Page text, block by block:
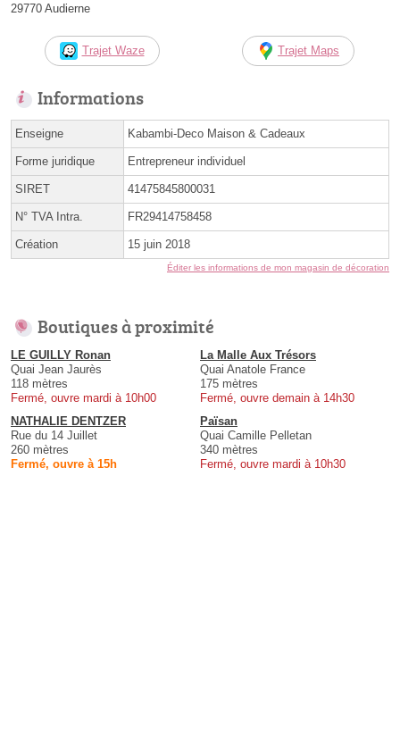
29770 Audierne
Trajet Waze Trajet Maps
Informations
Enseigne Kabambi-Deco Maison & Cadeaux
Forme juridique Entrepreneur individuel
SIRET 41475845800031
N° TVA Intra. FR29414758458
Création 15 juin 2018
Éditer les informations de mon magasin de décoration
Boutiques à proximité
LE GUILLY Ronan
Quai Jean Jaurès
118 mètres
Fermé, ouvre mardi à 10h00
La Malle Aux Trésors
Quai Anatole France
175 mètres
Fermé, ouvre demain à 14h30
NATHALIE DENTZER
Rue du 14 Juillet
260 mètres
Fermé, ouvre à 15h
Païsan
Quai Camille Pelletan
340 mètres
Fermé, ouvre mardi à 10h30